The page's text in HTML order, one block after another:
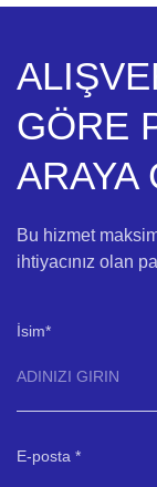
GÖRE
ARAYA
Bu hizmet
ihtiyacınız olan
İsim
E-posta